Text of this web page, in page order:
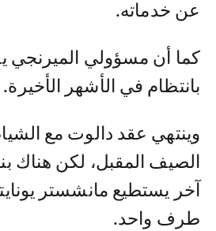
عن خدماته.
كما أن مسؤولي الميرنجي
بانتظام في الأشهر الأخيرة.
وينتهي عقد دالوت مع
الصيف المقبل، لكن هناك
آخر يستطيع مانشستر
طرف واحد.